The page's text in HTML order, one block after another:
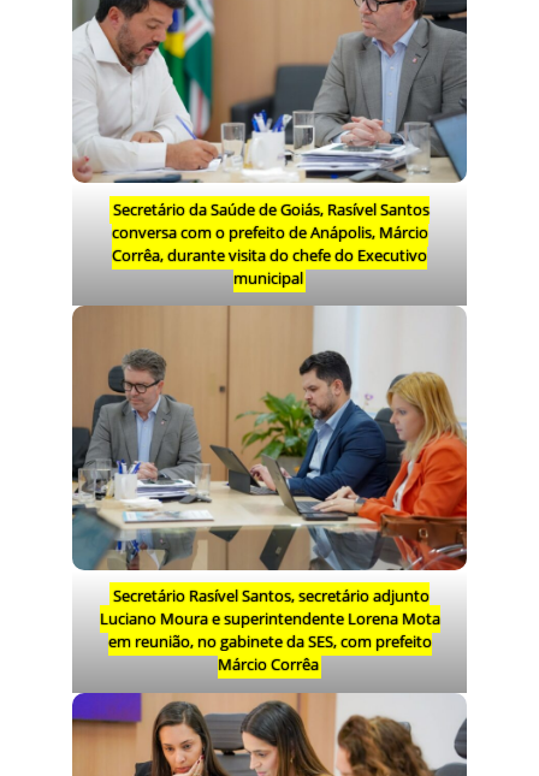
Secretário da Saúde de Goiás, Rasível Santos
conversa com o prefeito de Anápolis, Márcio
Corrêa, durante visita do chefe do Executivo
municipal
Secretário Rasível Santos, secretário adjunto
Luciano Moura e superintendente Lorena Mota
em reunião, no gabinete da SES, com prefeito
Márcio Corrêa